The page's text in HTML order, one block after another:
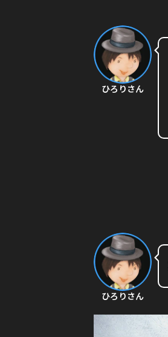
ひろりさん
ひろりさん